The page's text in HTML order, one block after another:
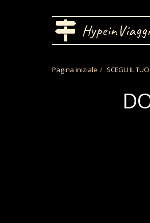
Pagina iniziale SCEGLI IL